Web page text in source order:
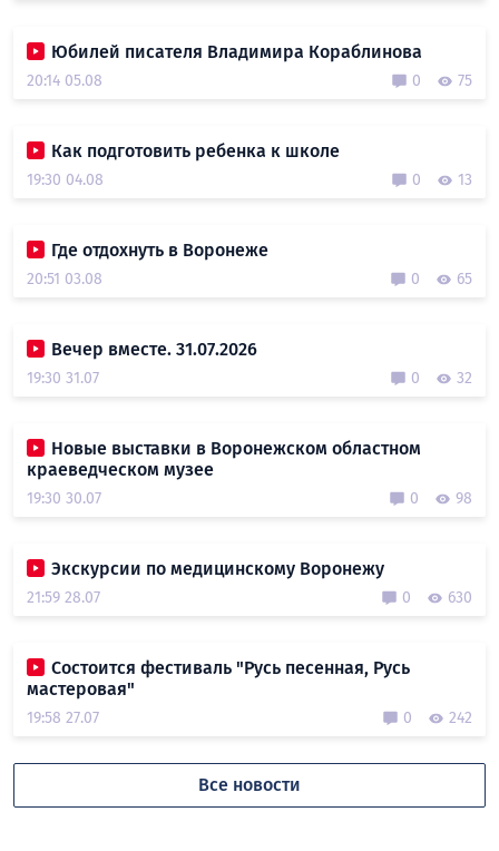
Юбилей писателя Владимира Кораблинова
20:14 05.08 0 75
Как подготовить ребенка к школе
19:30 04.08 0 13
Где отдохнуть в Воронеже
20:51 03.08 0 65
Вечер вместе. 31.07.2026
19:30 31.07 0 32
Новые выставки в Воронежском областном
краеведческом музее
19:30 30.07 0 98
Экскурсии по медицинскому Воронежу
21:59 28.07 0 630
Состоится фестиваль "Русь песенная, Русь
мастеровая"
19:58 27.07 0 242
Все новости